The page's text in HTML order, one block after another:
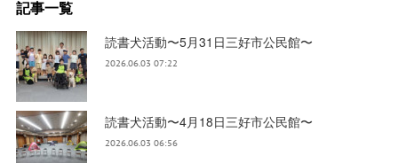
記事一覧
読書犬活動〜5月31日三好市公民館〜
2026.06.03 07:22
読書犬活動〜4月18日三好市公民館〜
2026.06.03 06:56